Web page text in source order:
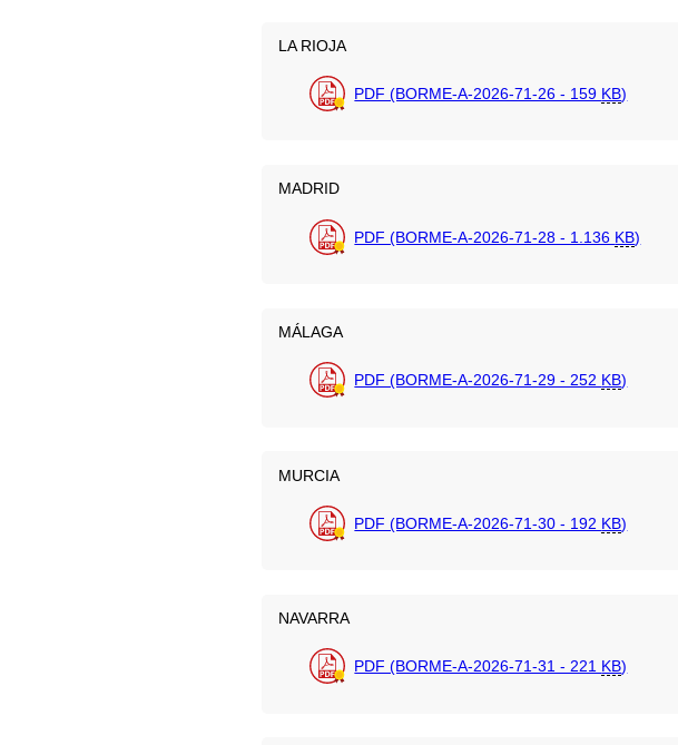
LA RIOJA
PDF (BORME-A-2026-71-26 - 159 KB)
MADRID
PDF (BORME-A-2026-71-28 - 1.136 KB)
MÁLAGA
PDF (BORME-A-2026-71-29 - 252 KB)
MURCIA
PDF (BORME-A-2026-71-30 - 192 KB)
NAVARRA
PDF (BORME-A-2026-71-31 - 221 KB)